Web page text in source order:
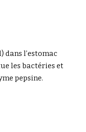
dans l’estomac
les bactéries et
pepsine.